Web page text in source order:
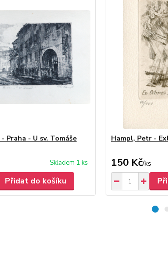
Praha - U sv. Tomáše
Skladem 1 ks
Přidat do košíku
Hampl, Petr -
150 Kč/ks